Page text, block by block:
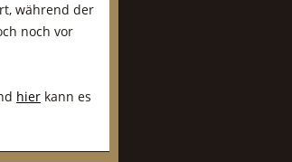
während der
noch vor
hier kann es